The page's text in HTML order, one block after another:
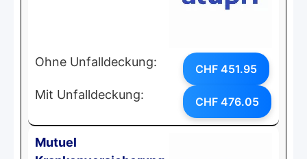
Ohne Unfalldeckung: CHF 451.95
Mit Unfalldeckung: CHF 476.05
Mutuel